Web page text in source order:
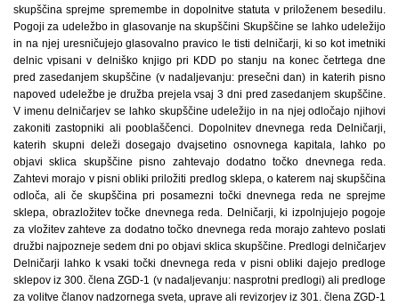
skupščina sprejme spremembe in dopolnitve statuta v priloženem besedilu.
Pogoji za udeležbo in glasovanje na skupščini Skupščine se lahko udeležijo
in na njej uresničujejo glasovalno pravico le tisti delničarji, ki so kot imetniki
delnic vpisani v delniško knjigo pri KDD po stanju na konec četrtega dne
pred zasedanjem skupščine (v nadaljevanju: presečni dan) in katerih pisno
napoved udeležbe je družba prejela vsaj 3 dni pred zasedanjem skupščine.
V imenu delničarjev se lahko skupščine udeležijo in na njej odločajo njihovi
zakoniti zastopniki ali pooblaščenci. Dopolnitev dnevnega reda Delničarji,
katerih skupni deleži dosegajo dvajsetino osnovnega kapitala, lahko po
objavi sklica skupščine pisno zahtevajo dodatno točko dnevnega reda.
Zahtevi morajo v pisni obliki priložiti predlog sklepa, o katerem naj skupščina
odloča, ali če skupščina pri posamezni točki dnevnega reda ne sprejme
sklepa, obrazložitev točke dnevnega reda. Delničarji, ki izpolnjujejo pogoje
za vložitev zahteve za dodatno točko dnevnega reda morajo zahtevo poslati
družbi najpozneje sedem dni po objavi sklica skupščine. Predlogi delničarjev
Delničarji lahko k vsaki točki dnevnega reda v pisni obliki dajejo predloge
sklepov iz 300. člena ZGD-1 (v nadaljevanju: nasprotni predlogi) ali predloge
za volitve članov nadzornega sveta, uprave ali revizorjev iz 301. člena ZGD-1